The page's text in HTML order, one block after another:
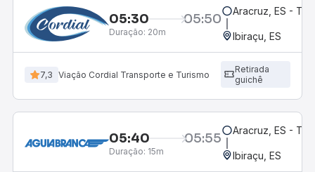
05:30 05:50
Duração: 20m
Aracruz, ES -
Ibiraçu, ES
7,3 Viação Cordial Transporte e Turismo
Retirada
guichê
05:40 05:55
Duração: 15m
Aracruz, ES -
Ibiraçu, ES